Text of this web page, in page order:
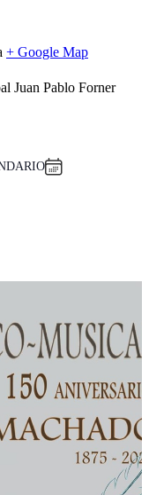
+ Google Map
Juan Pablo Forner